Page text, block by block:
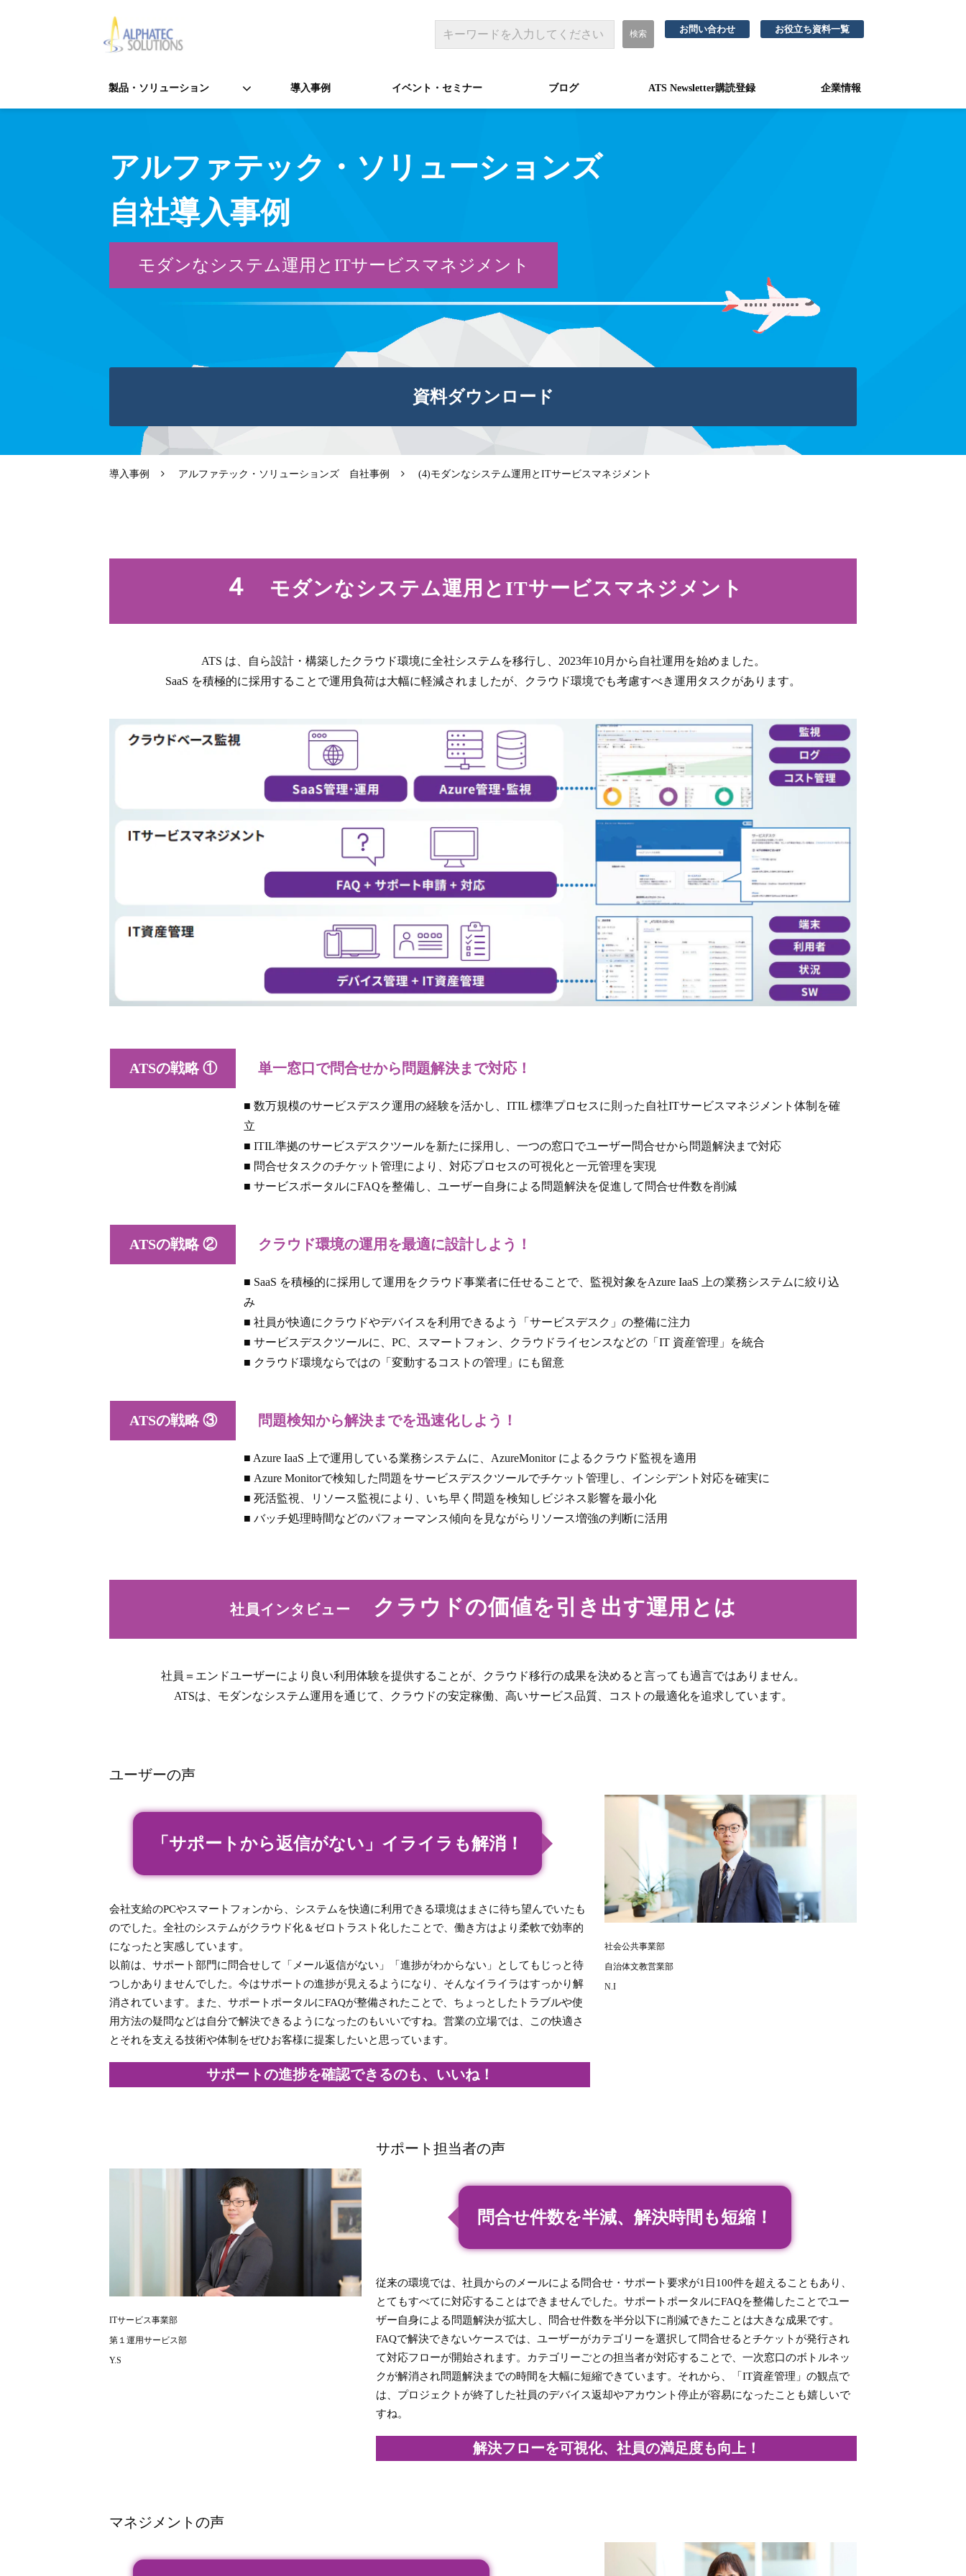
お問い合わせ お役立ち資料一覧
製品・ソリューション 導入事例 イベント・セミナー ブログ ATS Newsletter購読登録 企業情報
アルファテック・ソリューションズ
自社導入事例
モダンなシステム運用とITサービスマネジメント
資料ダウンロード
導入事例 アルファテック・ソリューションズ 自社事例 (4)モダンなシステム運用とITサービスマネジメント
４ モダンなシステム運用とITサービスマネジメント
ATS は、自ら設計・構築したクラウド環境に全社システムを移行し、2023年10月から自社運用を始めました。
SaaS を積極的に採用することで運用負荷は大幅に軽減されましたが、クラウド環境でも考慮すべき運用タスクがあります。
ATSの戦略 ① 単一窓口で問合せから問題解決まで対応！
■ 数万規模のサービスデスク運用の経験を活かし、ITIL 標準プロセスに則った自社ITサービスマネジメント体制を確
立
■ ITIL準拠のサービスデスクツールを新たに採用し、一つの窓口でユーザー問合せから問題解決まで対応
■ 問合せタスクのチケット管理により、対応プロセスの可視化と一元管理を実現
■ サービスポータルにFAQを整備し、ユーザー自身による問題解決を促進して問合せ件数を削減
ATSの戦略 ② クラウド環境の運用を最適に設計しよう！
■ SaaS を積極的に採用して運用をクラウド事業者に任せることで、監視対象をAzure IaaS 上の業務システムに絞り込
み
■ 社員が快適にクラウドやデバイスを利用できるよう「サービスデスク」の整備に注力
■ サービスデスクツールに、PC、スマートフォン、クラウドライセンスなどの「IT 資産管理」を統合
■ クラウド環境ならではの「変動するコストの管理」にも留意
ATSの戦略 ③ 問題検知から解決までを迅速化しよう！
■ Azure IaaS 上で運用している業務システムに、AzureMonitor によるクラウド監視を適用
■ Azure Monitorで検知した問題をサービスデスクツールでチケット管理し、インシデント対応を確実に
■ 死活監視、リソース監視により、いち早く問題を検知しビジネス影響を最小化
■ バッチ処理時間などのパフォーマンス傾向を見ながらリソース増強の判断に活用
社員インタビュー クラウドの価値を引き出す運用とは
社員＝エンドユーザーにより良い利用体験を提供することが、クラウド移行の成果を決めると言っても過言ではありません。
ATSは、モダンなシステム運用を通じて、クラウドの安定稼働、高いサービス品質、コストの最適化を追求しています。
ユーザーの声
「サポートから返信がない」イライラも解消！
会社支給のPCやスマートフォンから、システムを快適に利用できる環境はまさに待ち望んでいたも
のでした。全社のシステムがクラウド化＆ゼロトラスト化したことで、働き方はより柔軟で効率的
になったと実感しています。
以前は、サポート部門に問合せして「メール返信がない」「進捗がわからない」としてもじっと待
つしかありませんでした。今はサポートの進捗が見えるようになり、そんなイライラはすっかり解
消されています。また、サポートポータルにFAQが整備されたことで、ちょっとしたトラブルや使
用方法の疑問などは自分で解決できるようになったのもいいですね。営業の立場では、この快適さ
とそれを支える技術や体制をぜひお客様に提案したいと思っています。
サポートの進捗を確認できるのも、いいね！
社会公共事業部
自治体文教営業部
N.I
ITサービス事業部
第１運用サービス部
Y.S
サポート担当者の声
問合せ件数を半減、解決時間も短縮！
従来の環境では、社員からのメールによる問合せ・サポート要求が1日100件を超えることもあり、
とてもすべてに対応することはできませんでした。サポートポータルにFAQを整備したことでユー
ザー自身による問題解決が拡大し、問合せ件数を半分以下に削減できたことは大きな成果です。
FAQで解決できないケースでは、ユーザーがカテゴリーを選択して問合せるとチケットが発行され
て対応フローが開始されます。カテゴリーごとの担当者が対応することで、一次窓口のボトルネッ
クが解消され問題解決までの時間を大幅に短縮できています。それから、「IT資産管理」の観点で
は、プロジェクトが終了した社員のデバイス返却やアカウント停止が容易になったことも嬉しいで
すね。
解決フローを可視化、社員の満足度も向上！
マネジメントの声